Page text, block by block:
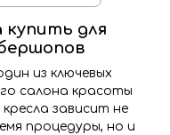
купить для
из ключевых
салона красоты
зависит не
процедуры, но и